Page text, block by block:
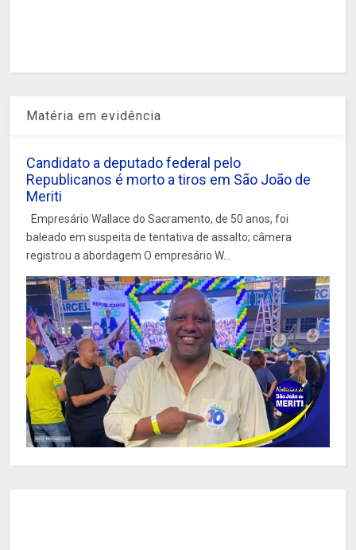
Matéria em evidência
Candidato a deputado federal pelo
Republicanos é morto a tiros em São João de
Meriti
Empresário Wallace do Sacramento, de 50 anos, foi
baleado em suspeita de tentativa de assalto; câmera
registrou a abordagem O empresário W...